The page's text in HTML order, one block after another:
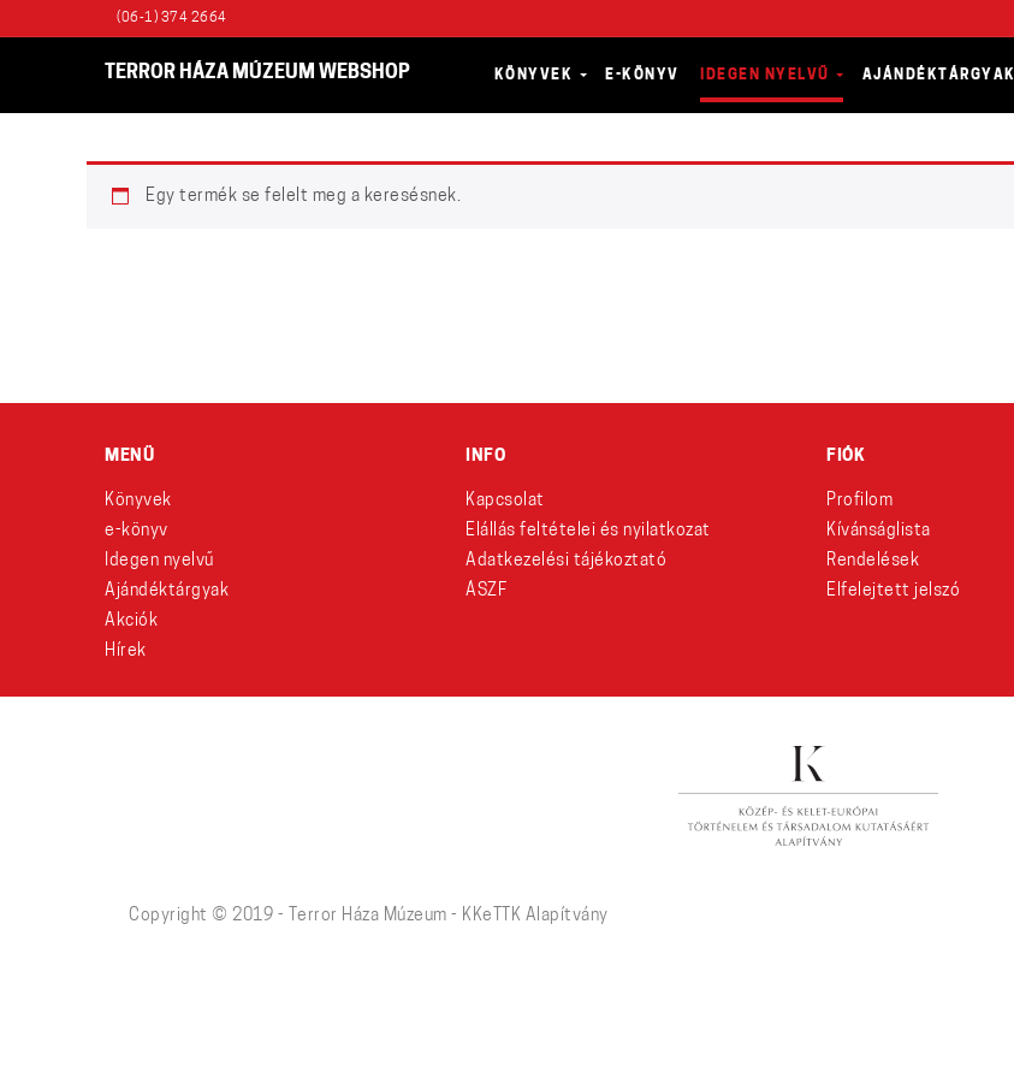
(06-1) 374 2664
TERROR HÁZA MÚZEUM WEBSHOP KÖNYVEK E-KÖNYV IDEGEN NYELVŰ AJÁNDÉKTÁRGYAK
Egy termék se felelt meg a keresésnek.
MENÜ
Könyvek
e-könyv
Idegen nyelvű
Ajándéktárgyak
Akciók
Hírek
INFO
Kapcsolat
Elállás feltételei és nyilatkozat
Adatkezelési tájékoztató
ÁSZF
FIÓK
Profilom
Kívánságlista
Rendelések
Elfelejtett jelszó
Copyright © 2019 - Terror Háza Múzeum - KKeTTK Alapítvány